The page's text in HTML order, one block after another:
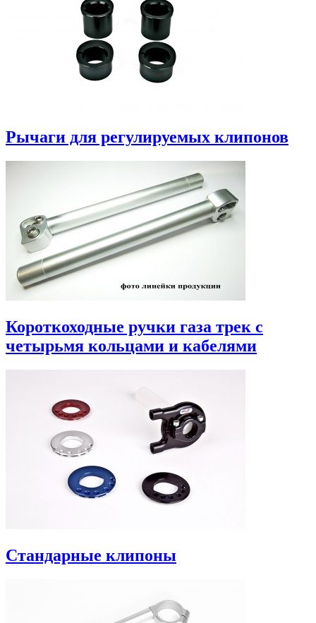
Рычаги для регулируемых клипонов
Короткоходные ручки газа трек с
четырьмя кольцами и кабелями
Стандарные клипоны